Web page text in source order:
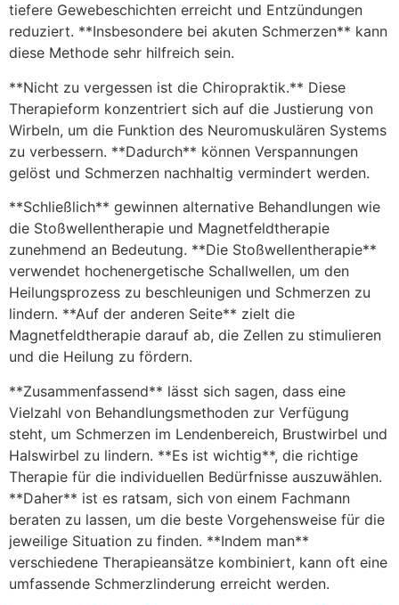
tiefere Gewebeschichten erreicht und Entzündungen
reduziert. **Insbesondere bei akuten Schmerzen** kann
diese Methode sehr hilfreich sein.
**Nicht zu vergessen ist die Chiropraktik.** Diese
Therapieform konzentriert sich auf die Justierung von
Wirbeln, um die Funktion des Neuromuskulären Systems
zu verbessern. **Dadurch** können Verspannungen
gelöst und Schmerzen nachhaltig vermindert werden.
**Schließlich** gewinnen alternative Behandlungen wie
die Stoßwellentherapie und Magnetfeldtherapie
zunehmend an Bedeutung. **Die Stoßwellentherapie**
verwendet hochenergetische Schallwellen, um den
Heilungsprozess zu beschleunigen und Schmerzen zu
lindern. **Auf der anderen Seite** zielt die
Magnetfeldtherapie darauf ab, die Zellen zu stimulieren
und die Heilung zu fördern.
**Zusammenfassend** lässt sich sagen, dass eine
Vielzahl von Behandlungsmethoden zur Verfügung
steht, um Schmerzen im Lendenbereich, Brustwirbel und
Halswirbel zu lindern. **Es ist wichtig**, die richtige
Therapie für die individuellen Bedürfnisse auszuwählen.
**Daher** ist es ratsam, sich von einem Fachmann
beraten zu lassen, um die beste Vorgehensweise für die
jeweilige Situation zu finden. **Indem man**
verschiedene Therapieansätze kombiniert, kann oft eine
umfassende Schmerzlinderung erreicht werden.